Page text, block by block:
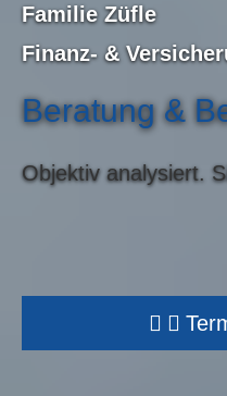
Familie Züfle
Finanz-&
Beratung &
Objektiv analysiert.